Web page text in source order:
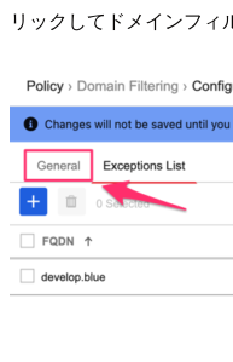
リックしてドメインフィ